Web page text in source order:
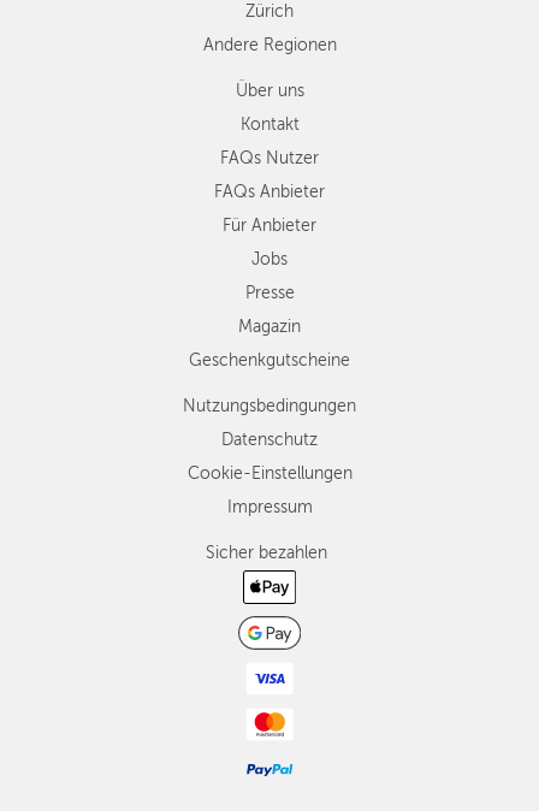
Zürich
Andere Regionen
Über uns
Kontakt
FAQs Nutzer
FAQs Anbieter
Für Anbieter
Jobs
Presse
Magazin
Geschenkgutscheine
Nutzungsbedingungen
Datenschutz
Cookie-Einstellungen
Impressum
Sicher bezahlen